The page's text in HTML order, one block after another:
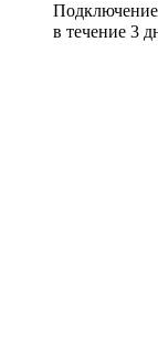
Подключение
в течение 3